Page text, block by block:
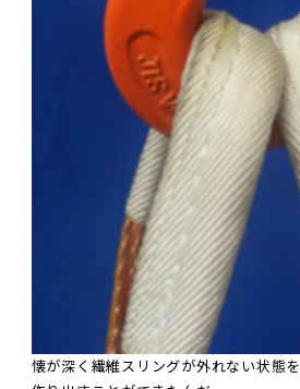
懐が深く繊維スリングが外れない状態を